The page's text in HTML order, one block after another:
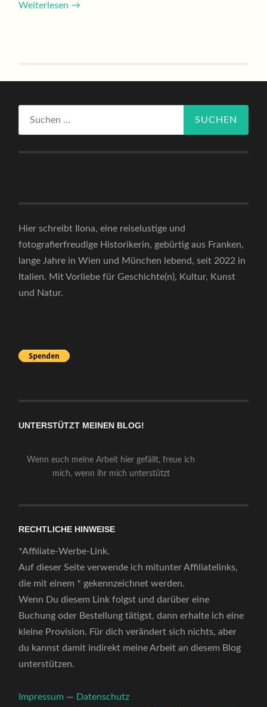
Weiterlesen →
Hier schreibt Ilona, eine reiselustige und
fotografierfreudige Historikerin, gebürtig aus Franken,
lange Jahre in Wien und München lebend, seit 2022 in
Italien. Mit Vorliebe für Geschichte(n), Kultur, Kunst
und Natur.
UNTERSTÜTZT MEINEN BLOG!
Wenn euch meine Arbeit hier gefällt, freue ich
mich, wenn ihr mich unterstützt
RECHTLICHE HINWEISE
*Affiliate-Werbe-Link.
Auf dieser Seite verwende ich mitunter Affiliatelinks,
die mit einem * gekennzeichnet werden.
Wenn Du diesem Link folgst und darüber eine
Buchung oder Bestellung tätigst, dann erhalte ich eine
kleine Provision. Für dich verändert sich nichts, aber
du kannst damit indirekt meine Arbeit an diesem Blog
unterstützen.
Impressum — Datenschutz